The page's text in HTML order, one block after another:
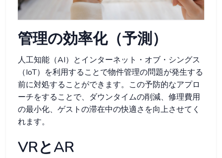
管理の効率化（予測）
人工知能（AI）とインターネット・オブ・シングス
（IoT）を利用することで物件管理の問題が発生する
前に対処することができます。この予防的なアプロ
ーチをすることで、ダウンタイムの削減、修理費用
の最小化、ゲストの滞在中の快適さを向上させてく
れます。
VRとAR